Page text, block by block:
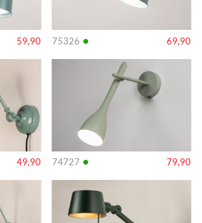
59,90 75326 • 69,90
49,90 74727 • 79,90
Info
Info